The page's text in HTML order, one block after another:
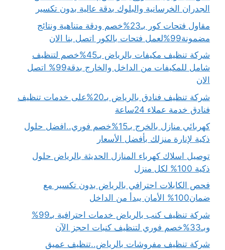
الجدران الخرسانية والبلوك بدقة عالية بدون تكسير
مقاول فتحات كور بـ23%خصم ودقة متناهية ونتائج
مضمونة99%لعمل فتحات بالكور اتصل بنا الان
شركة تنظيف مكيفات بالرياض بـ45%خصم لتنظيف
شامل للمكيفات من الداخل والخارج بدقة99% اتصل
الان
شركة تنظيف فنادق بالرياض بـ20%على خدمات تنظيف
فنادق خدمة عملاء 24ساعة
كهربائي منازل بالخرج بـ15%خصم فوري..افضل حلول
ذكية لإنارة منزلك بأفضل الأسعار
توصيل اسلاك كهرباء المنازل الحديثة بالرياض حلول
ذكية 100% لكل منزل
فحص الكابلات احترافي بالرياض بدون تكسير مع
ضمان100% الأمان يبدأ من الداخل
شركة تنظيف كنب بالرياض خدمات احترافية بـ99%
وبـ33%خصم فوري لتنظيف كنبات احجز الآن
شركة تنظيف مفروشات بالرياض..تنظيف عميق